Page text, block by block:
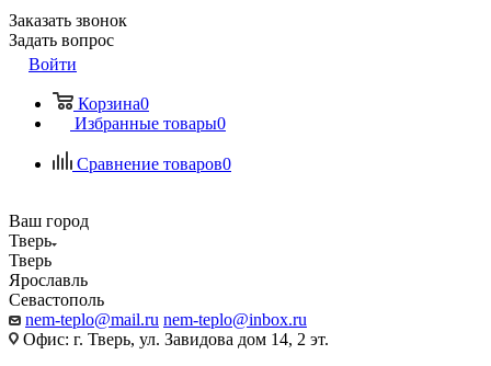
Заказать звонок
Задать вопрос
Войти
Корзина0
Избранные товары0
Сравнение товаров0
Ваш город
Тверь
Тверь
Ярославль
Севастополь
nem-teplo@mail.ru nem-teplo@inbox.ru
Офис: г. Тверь, ул. Завидова дом 14, 2 эт.